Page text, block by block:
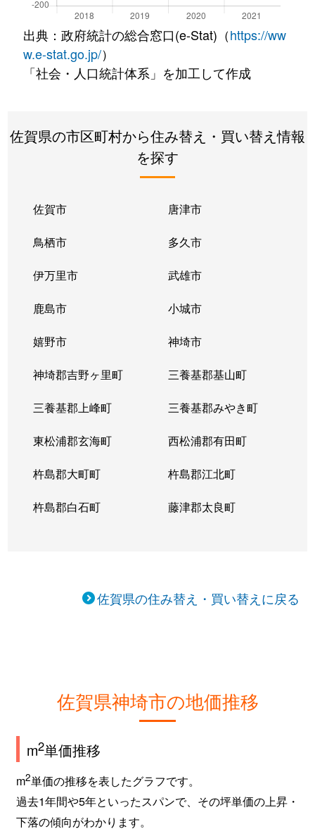
出典：政府統計の総合窓口(e-Stat)（https://ww
w.e-stat.go.jp/）
「社会・人口統計体系」を加工して作成
佐賀県の市区町村から住み替え・買い替え情報
を探す
佐賀市 唐津市
鳥栖市 多久市
伊万里市 武雄市
鹿島市 小城市
嬉野市 神埼市
神埼郡吉野ヶ里町 三養基郡基山町
三養基郡上峰町 三養基郡みやき町
東松浦郡玄海町 西松浦郡有田町
杵島郡大町町 杵島郡江北町
杵島郡白石町 藤津郡太良町
佐賀県の住み替え・買い替えに戻る
佐賀県神埼市の地価推移
m2単価推移
m2単価の推移を表したグラフです。
過去1年間や5年といったスパンで、その坪単価の上昇・
下落の傾向がわかります。